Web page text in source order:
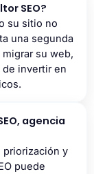
SEO?
su sitio no
una segunda
su web,
invertir en
agencia
priorización y
puede